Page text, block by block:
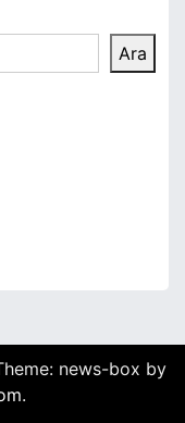
Ara
news-box by
.